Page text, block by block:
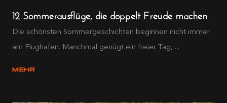
12 Sommerausflüge, die doppelt Freude machen
Die schönsten Sommergeschichten beginnen nicht immer
am Flughafen. Manchmal genügt ein freier Tag, ...
MEHR